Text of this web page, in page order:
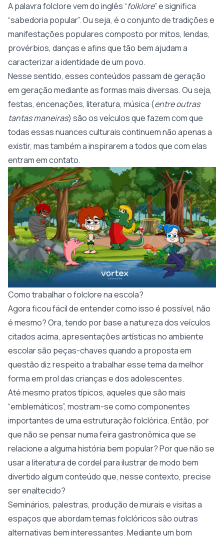
A palavra folclore vem do inglês “folklore” e significa
“sabedoria popular”. Ou seja, é o conjunto de tradições e
manifestações populares composto por mitos, lendas,
provérbios, danças e afins que tão bem ajudam a
caracterizar a identidade de um povo.
Nesse sentido, esses conteúdos passam de geração
em geração mediante as formas mais diversas. Ou seja,
festas, encenações, literatura, música (entre outras
tantas maneiras) são os veículos que fazem com que
todas essas nuances culturais continuem não apenas a
existir, mas também a inspirarem a todos que com elas
entram em contato.
Como trabalhar o folclore na escola?
Agora ficou fácil de entender como isso é possível, não
é mesmo? Ora, tendo por base a natureza dos veículos
citados acima, apresentações artísticas no ambiente
escolar são peças-chaves quando a proposta em
questão diz respeito a trabalhar esse tema da melhor
forma em prol das crianças e dos adolescentes.
Até mesmo pratos típicos, aqueles que são mais
“emblemáticos”, mostram-se como componentes
importantes de uma estruturação folclórica. Então, por
que não se pensar numa feira gastronômica que se
relacione a alguma história bem popular? Por que não se
usar a literatura de cordel para ilustrar de modo bem
divertido algum conteúdo que, nesse contexto, precise
ser enaltecido?
Seminários, palestras, produção de murais e visitas a
espaços que abordam temas folclóricos são outras
alternativas bem interessantes. Mediante um bom